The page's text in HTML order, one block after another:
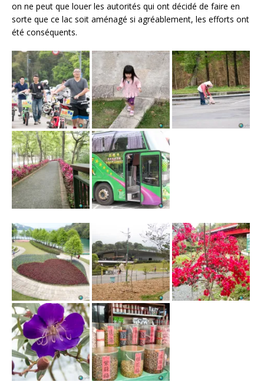
on ne peut que louer les autorités qui ont décidé de faire en
sorte que ce lac soit aménagé si agréablement, les efforts ont
été conséquents.